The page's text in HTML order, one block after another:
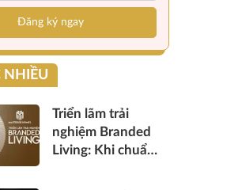
Đăng ký ngay
NHIỀU
Triển lãm trải
nghiệm Branded
Living: Khi chuẩn